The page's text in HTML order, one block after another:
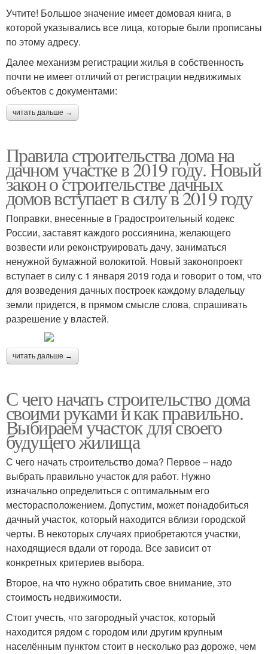
Учтите! Большое значение имеет домовая книга, в
которой указывались все лица, которые были прописаны
по этому адресу.
Далее механизм регистрации жилья в собственность
почти не имеет отличий от регистрации недвижимых
объектов с документами:
читать дальше →
Правила строительства дома на
дачном участке в 2019 году. Новый
закон о строительстве дачных
домов вступает в силу в 2019 году
Поправки, внесенные в Градостроительный кодекс
России, заставят каждого россиянина, желающего
возвести или реконструировать дачу, заниматься
ненужной бумажной волокитой. Новый законопроект
вступает в силу с 1 января 2019 года и говорит о том, что
для возведения дачных построек каждому владельцу
земли придется, в прямом смысле слова, спрашивать
разрешение у властей.
читать дальше →
С чего начать строительство дома
своими руками и как правильно.
Выбираем участок для своего
будущего жилища
С чего начать строительство дома? Первое – надо
выбрать правильно участок для работ. Нужно
изначально определиться с оптимальным его
месторасположением. Допустим, может понадобиться
дачный участок, который находится вблизи городской
черты. В некоторых случаях приобретаются участки,
находящиеся вдали от города. Все зависит от
конкретных критериев выбора.
Второе, на что нужно обратить свое внимание, это
стоимость недвижимости.
Стоит учесть, что загородный участок, который
находится рядом с городом или другим крупным
населённым пунктом стоит в несколько раз дороже, чем